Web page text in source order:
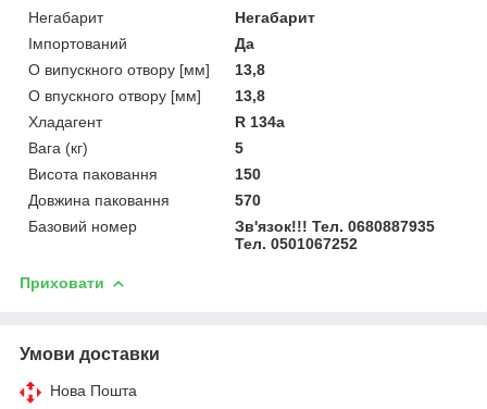
Негабарит
Негабарит
Імпортований
Да
O випускного отвору [мм]
13,8
O впускного отвору [мм]
13,8
Хладагент
R 134a
Вага (кг)
5
Висота паковання
150
Довжина паковання
570
Базовий номер
Зв'язок!!! Тел. 0680887935
Тел. 0501067252
Приховати
Умови доставки
Нова Пошта